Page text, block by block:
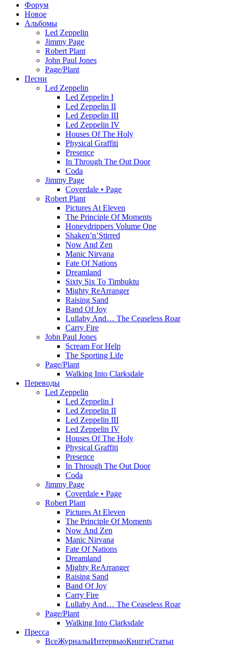
Форум
Новоe
Альбомы
Led Zeppelin
Jimmy Page
Robert Plant
John Paul Jones
Page/Plant
Песни
Led Zeppelin
Led Zeppelin I
Led Zeppelin II
Led Zeppelin III
Led Zeppelin IV
Houses Of The Holy
Physical Graffiti
Presence
In Through The Out Door
Coda
Jimmy Page
Coverdale • Page
Robert Plant
Pictures At Eleven
The Principle Of Moments
Honeydrippers Volume One
Shaken’n’Stirred
Now And Zen
Manic Nirvana
Fate Of Nations
Dreamland
Sixty Six To Timbuktu
Mighty ReArranger
Raising Sand
Band Of Joy
Lullaby And… The Ceaseless Roar
Carry Fire
John Paul Jones
Scream For Help
The Sporting Life
Page/Plant
Walking Into Clarksdale
Переводы
Led Zeppelin
Led Zeppelin I
Led Zeppelin II
Led Zeppelin III
Led Zeppelin IV
Houses Of The Holy
Physical Graffiti
Presence
In Through The Out Door
Coda
Jimmy Page
Coverdale • Page
Robert Plant
Pictures At Eleven
The Principle Of Moments
Now And Zen
Manic Nirvana
Fate Of Nations
Dreamland
Mighty ReArranger
Raising Sand
Band Of Joy
Carry Fire
Lullaby And… The Ceaseless Roar
Page/Plant
Walking Into Clarksdale
Пресса
ВсеЖурналыИнтервьюКнигиСтатьи